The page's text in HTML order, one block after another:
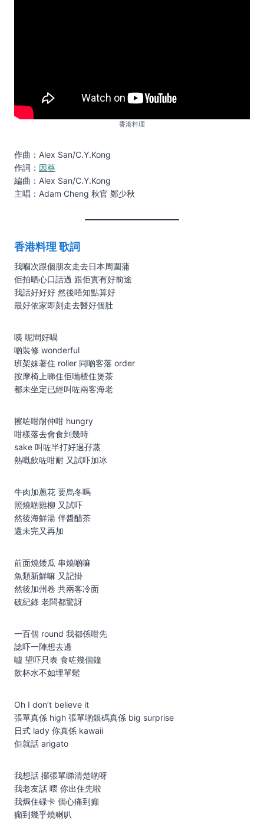
香港料理
作曲：Alex San/C.Y.Kong
作詞： 因葵
編曲：Alex San/C.Y.Kong
主唱：Adam Cheng 秋官 鄭少秋
香港料理 歌詞
我嗰次跟個朋友走去日本周圍蒲
佢拍晒心口話過 跟佢實有好前途
我話好好好 然後唔知點算好
最好依家即刻走去醫好個肚
咦 呢間好喎
啲裝修 wonderful
班架妹著住 roller 同啲客落 order
按摩椅上睇住佢哋楂住煲茶
都未坐定已經叫咗兩客海老
擦咗咁耐仲咁 hungry
咁樣落去會食到幾時
sake 叫咗半打好過孖蒸
熱嘅飲咗咁耐 又試吓加冰
牛肉加蔥花 要烏冬嗎
照燒啲雞柳 又試吓
然後海鮮湯 伴醬醋茶
還未完又再加
前面燒矮瓜 串燒啲嘛
魚類新鮮嘛 又記掛
然後加州卷 共兩客冷面
破紀錄 老闆都驚訝
一百個 round 我都係咁先
諗吓一陣想去邊
噓 望吓只表 食咗幾個鐘
飲杯水不如埋單鬆
Oh I don’t believe it
張單真係 high 張單啲銀碼真係 big surprise
日式 lady 你真係 kawaii
佢就話 arigato
我想話 攞張單睇清楚啲呀
我老友話 喂 你出住先啦
我焗住碌卡 個心痛到癲
癲到幾乎燒喇叭